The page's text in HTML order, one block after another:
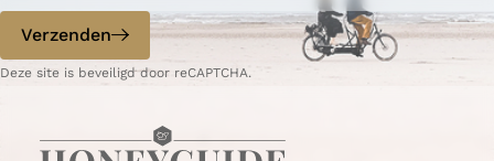
p
W
h
t
p
e
-
a
Verzenden
Deze site is beveiligd door reCAPTCHA.